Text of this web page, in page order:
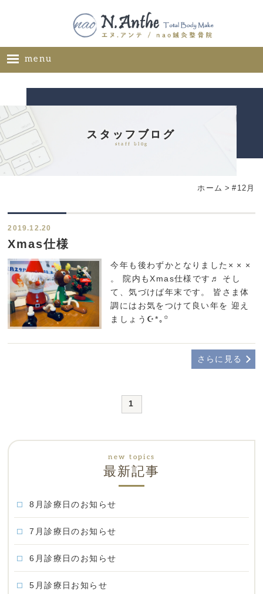
menu
メニュー
ギャラリー
ブログ
スタッフブログ
staff blog
ホーム >#12月
2019.12.20
Xmas仕様
今年も後わずかとなりました× × ×
。 院内もXmas仕様です♬︎ そし
て、気づけば年末です。 皆さま体
調にはお気をつけて良い年を 迎え
ましょう☪︎*｡꙳
さらに見る
1
最新記事
8月診療日のお知らせ
7月診療日のお知らせ
6月診療日のお知らせ
5月診療日お知らせ